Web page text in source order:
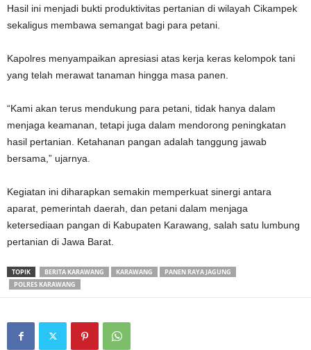
Hasil ini menjadi bukti produktivitas pertanian di wilayah Cikampek
sekaligus membawa semangat bagi para petani.
‎Kapolres menyampaikan apresiasi atas kerja keras kelompok tani
yang telah merawat tanaman hingga masa panen.
‎“Kami akan terus mendukung para petani, tidak hanya dalam
menjaga keamanan, tetapi juga dalam mendorong peningkatan
hasil pertanian. Ketahanan pangan adalah tanggung jawab
bersama,” ujarnya.
‎Kegiatan ini diharapkan semakin memperkuat sinergi antara
aparat, pemerintah daerah, dan petani dalam menjaga
ketersediaan pangan di Kabupaten Karawang, salah satu lumbung
pertanian di Jawa Barat.
TOPIK BERITA KARAWANG KARAWANG
PANEN RAYA JAGUNG
POLRES KARAWANG